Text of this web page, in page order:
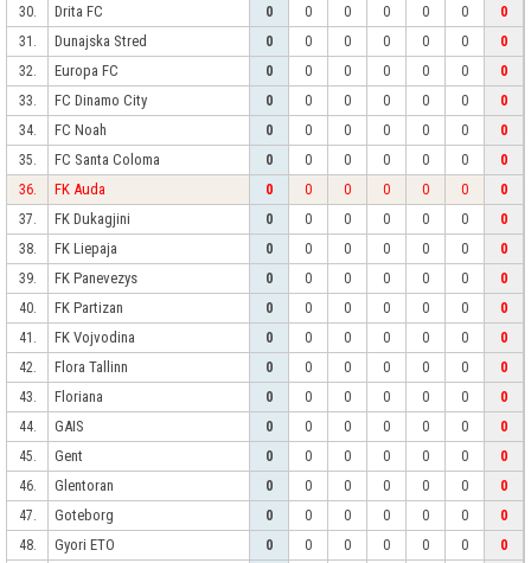
30.
Drita FC 0 0 0 0 0 0
0
31.
Dunajska Stred 0 0 0 0 0 0
0
32.
Europa FC 0 0 0 0 0 0
0
33.
FC Dinamo City 0 0 0 0 0 0
0
34.
FC Noah 0 0 0 0 0 0
0
35.
FC Santa Coloma 0 0 0 0 0 0
0
36.
FK Auda 0 0 0 0 0 0
0
37.
FK Dukagjini 0 0 0 0 0 0
0
38.
FK Liepaja 0 0 0 0 0 0
0
39.
FK Panevezys 0 0 0 0 0 0
0
40.
FK Partizan 0 0 0 0 0 0
0
41.
FK Vojvodina 0 0 0 0 0 0
0
42.
Flora Tallinn 0 0 0 0 0 0
0
43.
Floriana 0 0 0 0 0 0
0
44.
GAIS 0 0 0 0 0 0
0
45.
Gent 0 0 0 0 0 0
0
46.
Glentoran 0 0 0 0 0 0
0
47.
Goteborg 0 0 0 0 0 0
0
48.
Gyori ETO 0 0 0 0 0 0
0